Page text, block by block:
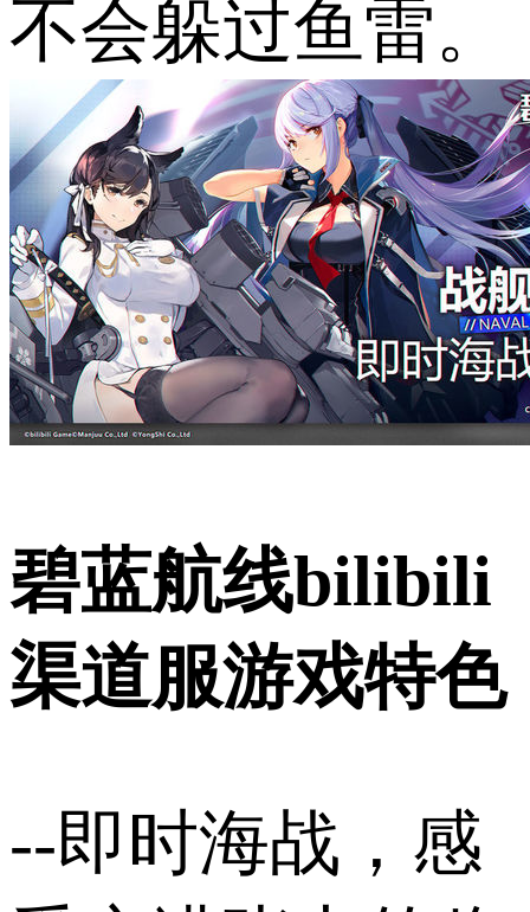
不会躲过鱼雷。
碧蓝航线bilibili
渠道服游戏特色
--即时海战，感